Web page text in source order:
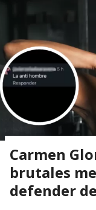
Carmen
brutales
defender